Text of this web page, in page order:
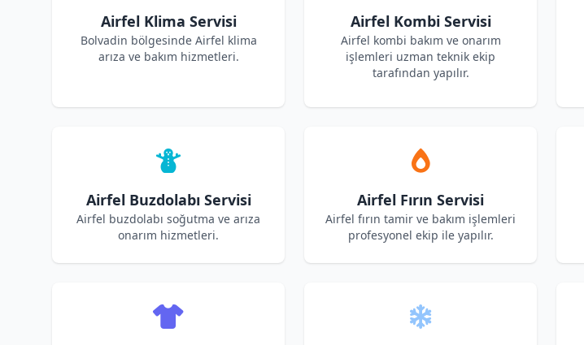
Airfel Klima Servisi
Bolvadin bölgesinde Airfel klima
arıza ve bakım hizmetleri.
Airfel Kombi Servisi
Airfel kombi bakım ve onarım
işlemleri uzman teknik ekip
tarafından yapılır.
Airfel Buzdolabı Servisi
Airfel buzdolabı soğutma ve arıza
onarım hizmetleri.
Airfel Fırın Servisi
Airfel fırın tamir ve bakım işlemleri
profesyonel ekip ile yapılır.